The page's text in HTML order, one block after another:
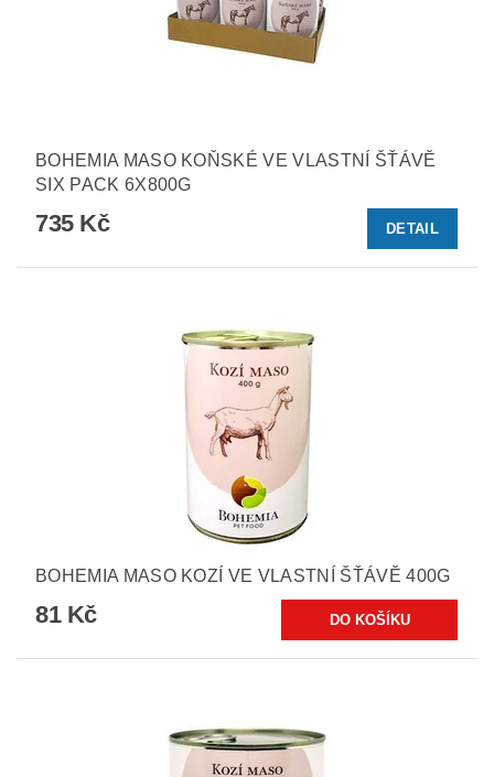
BOHEMIA MASO KOŇSKÉ VE VLASTNÍ ŠŤÁVĚ
SIX PACK 6X800G
735 Kč DETAIL
BOHEMIA MASO KOZÍ VE VLASTNÍ ŠŤÁVĚ 400G
81 Kč